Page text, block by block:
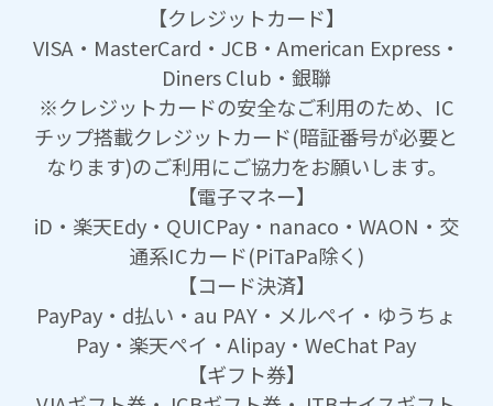
【クレジットカード】
VISA・MasterCard・JCB・American Express・
Diners Club・銀聯
※クレジットカードの安全なご利用のため、IC
チップ搭載クレジットカード(暗証番号が必要と
なります)のご利用にご協力をお願いします。
【電子マネー】
iD・楽天Edy・QUICPay・nanaco・WAON・交
通系ICカード(PiTaPa除く)
【コード決済】
PayPay・d払い・au PAY・メルペイ・ゆうちょ
Pay・楽天ペイ・Alipay・WeChat Pay
【ギフト券】